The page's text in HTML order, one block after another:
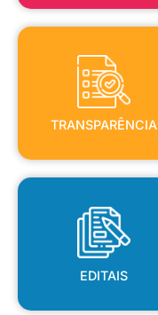
TRANSPARÊNCIA
TRANSPARÊNCIA
EDITAIS
EDITAIS